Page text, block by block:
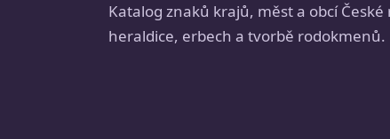
Katalog znaků krajů, měst a obcí
heraldice, erbech a tvorbě rodokmenů.